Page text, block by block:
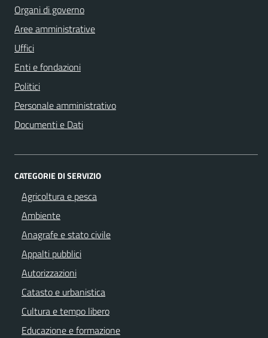
Organi di governo
Aree amministrative
Uffici
Enti e fondazioni
Politici
Personale amministrativo
Documenti e Dati
CATEGORIE DI SERVIZIO
Agricoltura e pesca
Ambiente
Anagrafe e stato civile
Appalti pubblici
Autorizzazioni
Catasto e urbanistica
Cultura e tempo libero
Educazione e formazione